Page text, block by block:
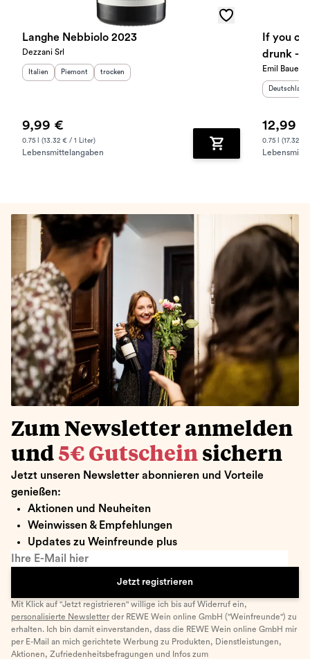
Langhe Nebbiolo 2023
Dezzani Srl
Herkunftsland:
Italien Herkunftsregion:
Piemont Geschmack
trocken
9,99 €
0.75 l (13.32 € / 1 Liter)
Lebensmittelangaben Zum Warenkorb
If you
drunk -
Emil Bauer
Deutschland
12,99 €
0.75 l (17.32 €
Zum Newsletter anmelden
und 5€ Gutschein sichern
Jetzt unseren Newsletter abonnieren und Vorteile
genießen:
Aktionen und Neuheiten
Weinwissen & Empfehlungen
Updates zu Weinfreunde plus
Ihre E-Mail hier
Jetzt registrieren
Mit Klick auf "Jetzt registrieren" willige ich bis auf Widerruf ein,
personalisierte Newsletter der REWE Wein online GmbH ("Weinfreunde") zu
erhalten. Ich bin damit einverstanden, dass die REWE Wein online GmbH mir
per E-Mail an mich gerichtete Werbung zu Produkten, Dienstleistungen,
Aktionen, Zufriedenheitsbefragungen und Infos zum